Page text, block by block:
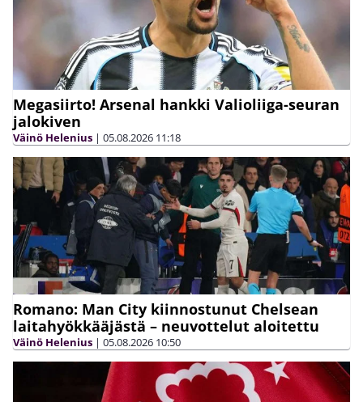
Megasiirto! Arsenal hankki Valioliiga-seuran
jalokiven
Väinö Helenius | 05.08.2026 11:18
Romano: Man City kiinnostunut Chelsean
laitahyökkääjästä – neuvottelut aloitettu
Väinö Helenius | 05.08.2026 10:50